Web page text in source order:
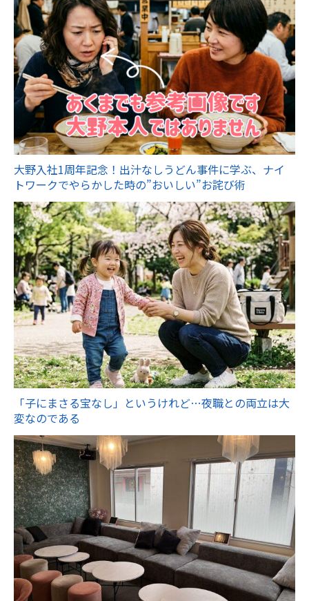
大野入社1周年記念！出汁なしうどん事件に学ぶ、ナイ
トワークでやらかした時の”おいしい”お詫び術
「子にまさる宝なし」というけれど…夜職との両立は大
変なのである